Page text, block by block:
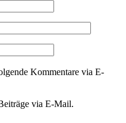
Kommentare via E-
via E-Mail.